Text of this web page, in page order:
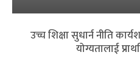
उच्च शिक्षा सुधार्न नीति
योग्यतालाई